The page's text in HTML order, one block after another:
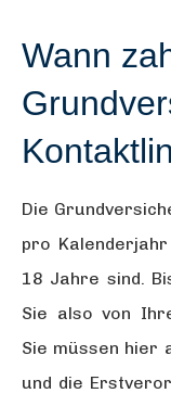
Wann
Die
pro
18 Jahre sind.
Sie also von
Sie müssen hier
und die